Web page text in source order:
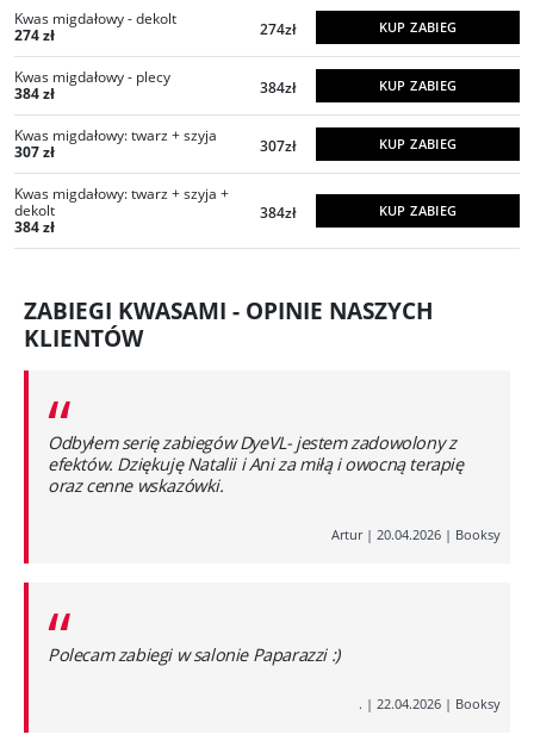
Kwas migdałowy - dekolt
274 zł
274zł KUP ZABIEG
Kwas migdałowy - plecy
384 zł
384zł KUP ZABIEG
Kwas migdałowy: twarz + szyja
307 zł
307zł KUP ZABIEG
Kwas migdałowy: twarz + szyja +
dekolt
384 zł
384zł KUP ZABIEG
ZABIEGI KWASAMI - OPINIE NASZYCH
KLIENTÓW
“
Odbyłem serię zabiegów DyeVL- jestem zadowolony z
efektów. Dziękuję Natalii i Ani za miłą i owocną terapię
oraz cenne wskazówki.
Artur| 20.04.2026 | Booksy
“
Polecam zabiegi w salonie Paparazzi :)
. | 22.04.2026 | Booksy